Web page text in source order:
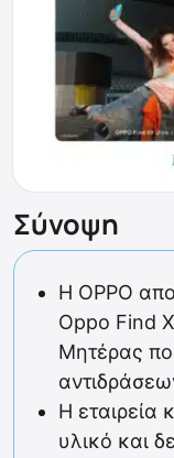
Σύνοψη
Η OPPO
Oppo Find
Μητέρας
Η εταιρεία
υλικό και